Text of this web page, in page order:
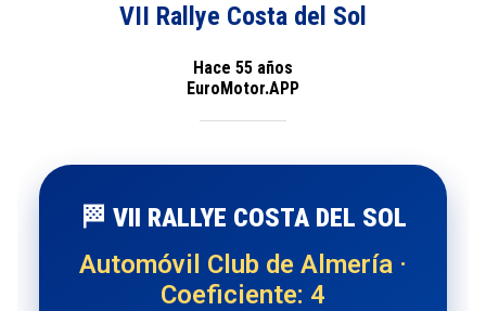
VII Rallye Costa del Sol
Hace 55 años
EuroMotor.APP
🏁 VII RALLYE COSTA DEL SOL
Automóvil Club de Almería ·
Coeficiente: 4